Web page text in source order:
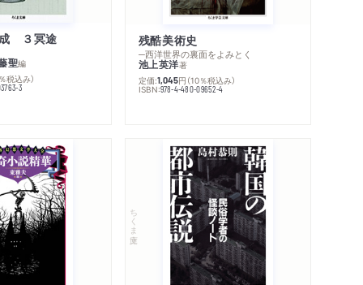
３冥途
聖編
税込み）
3
残酷美術史
─西洋世界の裏面をよみとく
池上英洋著
定価:1,045円 （10％税込み）
ISBN:978-4-480-09652-4
ちくま文庫